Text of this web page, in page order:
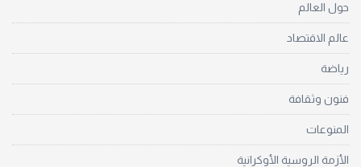
حول العالم
عالم الاقتصاد
رياضة
فنون وثقافة
المنوعات
الأزمة الروسية الأوكرانية